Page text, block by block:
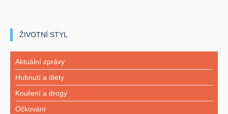
ŽIVOTNÍ STYL
Aktuální zprávy
Hubnutí a diety
Kouření a drogy
Očkování